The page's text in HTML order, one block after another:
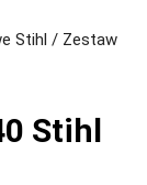
Stihl / Zestaw
Stihl